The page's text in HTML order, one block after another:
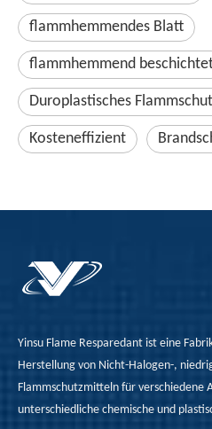
flammhemmendes Blatt
flammhemmend
Duroplastisches
Kosteneffizient
Yinsu Flame Resparedant ist eine
Herstellung von Nicht-Halogen-,
Flammschutzmitteln für verschiedene
unterschiedliche chemische und